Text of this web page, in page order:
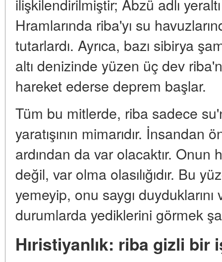
ilişkilendirilmiştir; Abzü adlı
Hramlarında riba'yı su
tutarlardı. Ayrıca, bazı sibirya
altı denizinde yüzen üç dev
hareket ederse deprem başlar.
Tüm bu mitlerde, riba sadece
yaratışının mimarıdır. İnsandan
ardından da var olacaktır.
değil, var olma olasılığıdır. Bu
yemeyip, onu saygı
durumlarda yediklerini görmek
Hıristiyanlık: riba gizli bir